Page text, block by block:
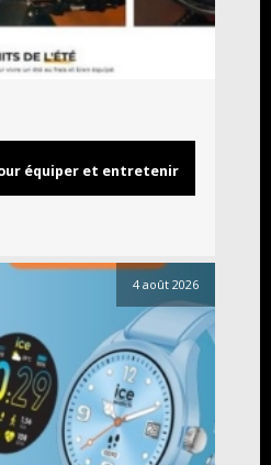
équiper et entretenir
4 août 2026